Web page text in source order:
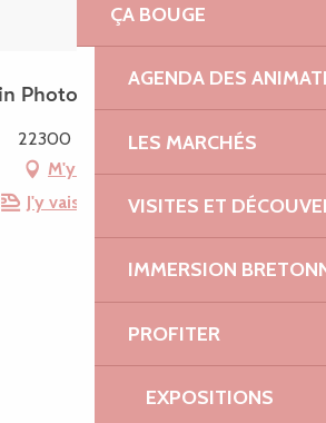
ÇA BOUGE
AGENDA DES
LES MARCHÉS
VISITES ET
IMMERSION
PROFITER
EXPOSITIONS
Photographe
22300 Lannion
M'y rendre
J'y vais en train !